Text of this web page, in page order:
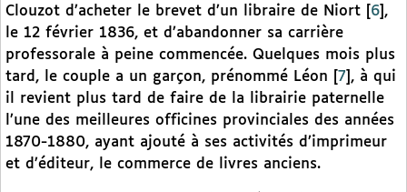
Clouzot d’acheter le brevet d’un libraire de Niort
6 ,
le 12 février 1836, et d’abandonner sa carrière
professorale à peine commencée. Quelques mois plus
tard, le couple a un garçon, prénommé Léon
7 , à qui
il revient plus tard de faire de la librairie paternelle
l’une des meilleures officines provinciales des années
1870-1880, ayant ajouté à ses activités d’imprimeur
et d’éditeur, le commerce de livres anciens.